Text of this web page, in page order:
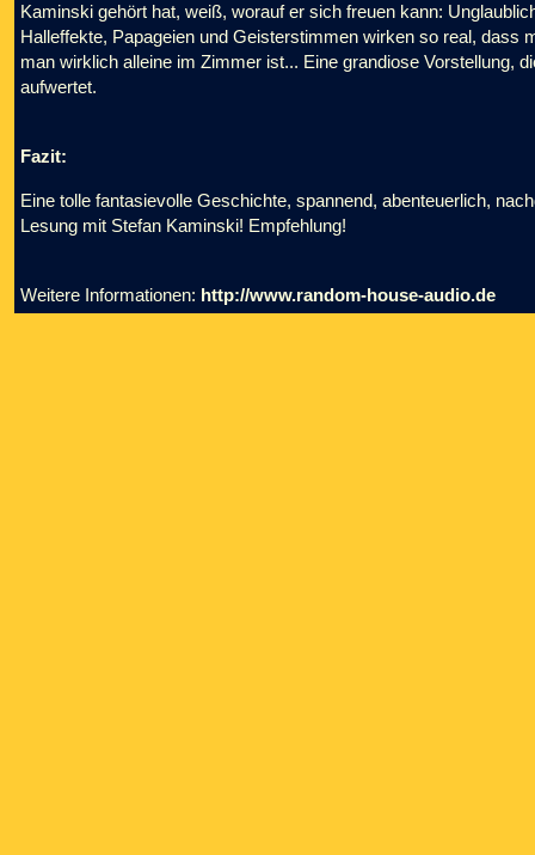
Kaminski gehört hat, weiß, worauf er sich freuen kann:
Halleffekte, Papageien und Geisterstimmen wirken so real, dass
man wirklich alleine im Zimmer ist... Eine grandiose Vorstellung,
aufwertet.
Fazit:
Eine tolle fantasievolle Geschichte, spannend, abenteuerlich,
Lesung mit Stefan Kaminski! Empfehlung!
Weitere Informationen: http://www.random-house-audio.de